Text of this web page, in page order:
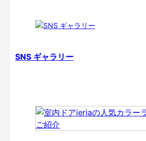
SNS ギャラリー